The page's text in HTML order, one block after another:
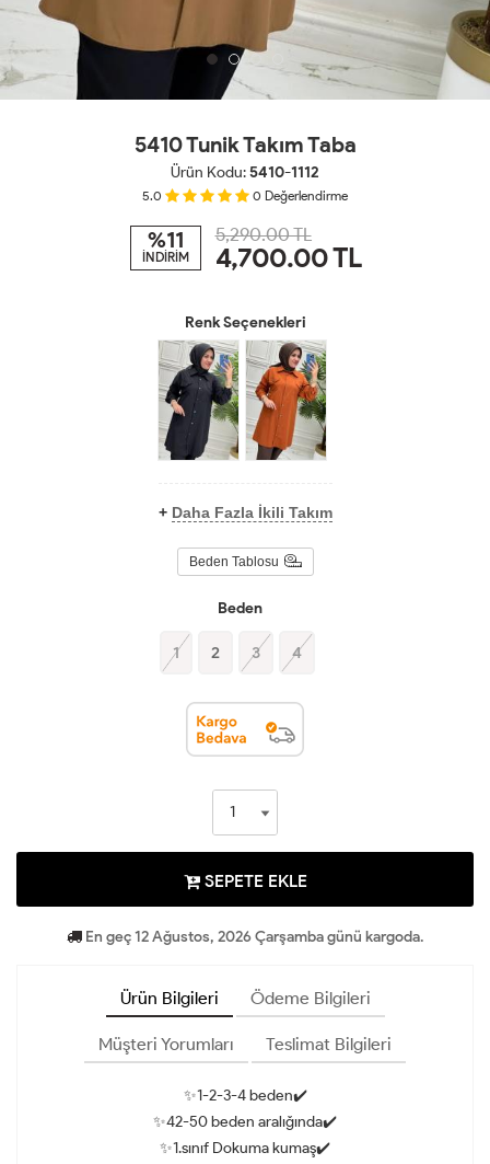
5410 Tunik Takım Taba
Ürün Kodu:5410-1112
5.0 0 Değerlendirme
%11
İNDİRİM
5,290.00 TL
4,700.00TL
Renk Seçenekleri
+ Daha Fazla İkili Takım
Beden Tablosu
Beden
1 2 3 4
SEPETE EKLE
En geç 12 Ağustos, 2026 Çarşamba günü kargoda.
Ürün Bilgileri Ödeme Bilgileri
Müşteri Yorumları Teslimat Bilgileri
✨1-2-3-4 beden✔️
✨42-50 beden aralığında✔️
✨1.sınıf Dokuma kumaş✔️